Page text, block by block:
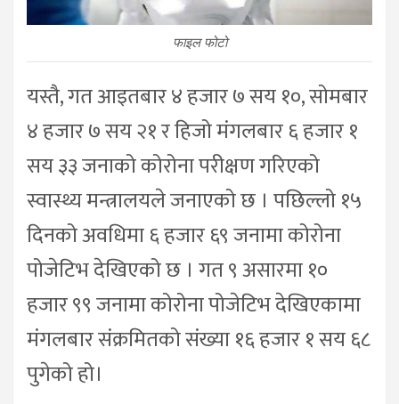
फाइल फोटो
यस्तै, गत आइतबार ४ हजार ७ सय १०, सोमबार
४ हजार ७ सय २१ र हिजो मंगलबार ६ हजार १
सय ३३ जनाको कोरोना परीक्षण गरिएको
स्वास्थ्य मन्त्रालयले जनाएको छ । पछिल्लो १५
दिनको अवधिमा ६ हजार ६९ जनामा कोरोना
पोजेटिभ देखिएको छ । गत ९ असारमा १०
हजार ९९ जनामा कोरोना पोजेटिभ देखिएकामा
मंगलबार संक्रमितको संख्या १६ हजार १ सय ६८
पुगेको हो।